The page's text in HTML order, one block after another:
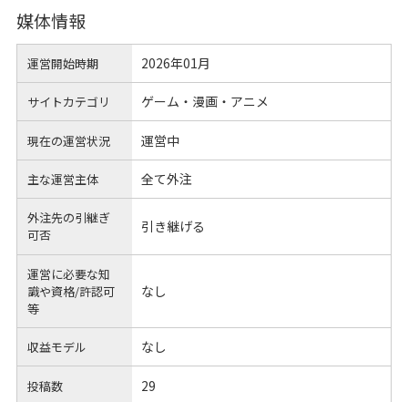
媒体情報
運営開始時期 2026年01月
サイトカテゴリ ゲーム・漫画・アニメ
現在の運営状況 運営中
主な運営主体 全て外注
外注先の引継ぎ
可否
引き継げる
運営に必要な知
識や資格/許認可
等
なし
収益モデル なし
投稿数 29